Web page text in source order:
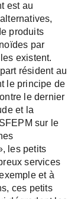
est au
produits
par
existent.
résident au
le principe de
le dernier
et la
sur le
les petits
services
et à
ces petits